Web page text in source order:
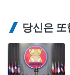
당신은